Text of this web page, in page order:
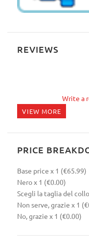
REVIEWS
Write a
VIEW MORE
PRICE
Base price x 1 (€65.99)
Nerox 1 (€0.00)
Scegli la taglia del collo
Non serve, grazie x 1
No, grazie x 1 (€0.00)